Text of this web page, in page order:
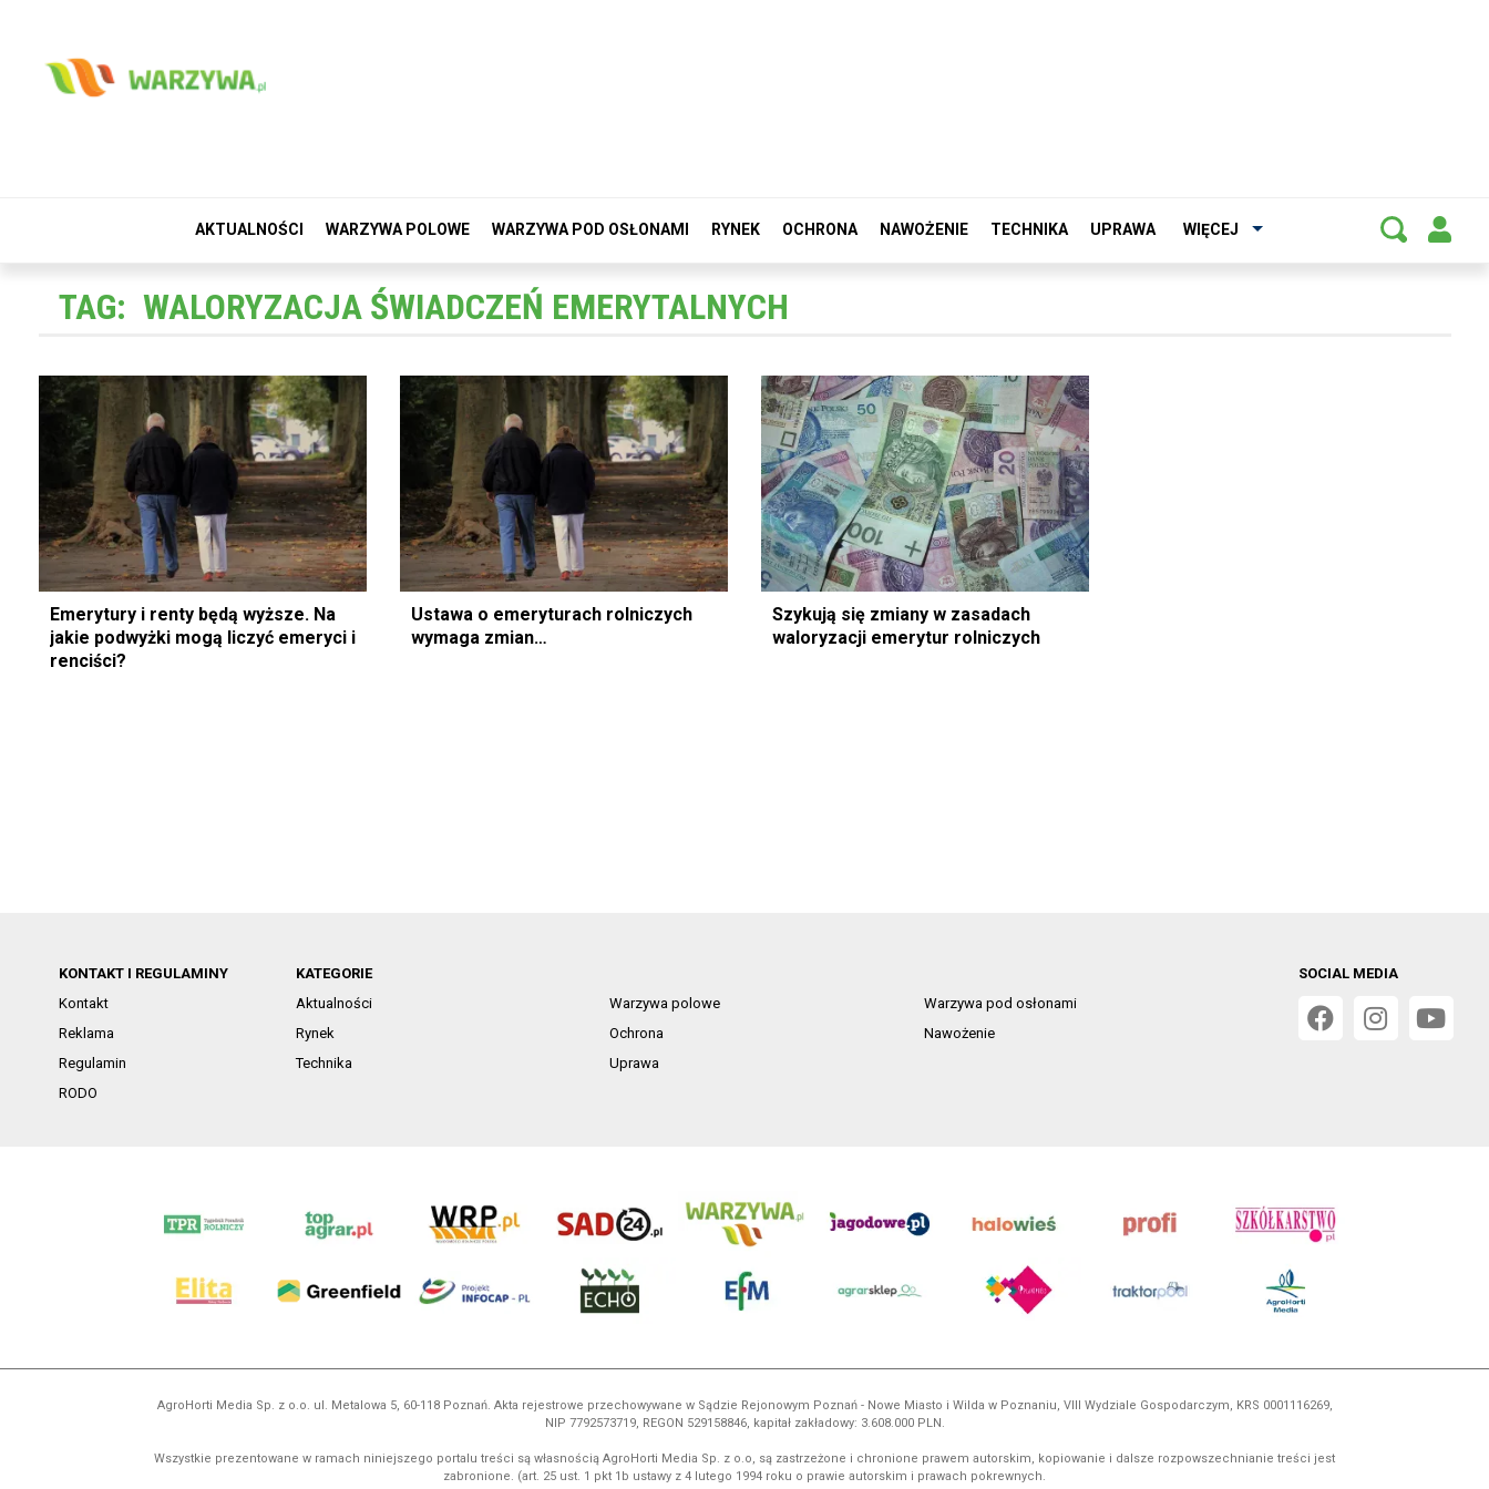
AKTUALNOŚCI WARZYWA POLOWE WARZYWA POD OSŁONAMI RYNEK OCHRONA NAWOŻENIE TECHNIKA UPRAWA WIĘCEJ
TAG: WALORYZACJA ŚWIADCZEŃ EMERYTALNYCH
Emerytury i renty będą wyższe. Na
jakie podwyżki mogą liczyć emeryci i
renciści?
Ustawa o emeryturach rolniczych
wymaga zmian…
Szykują się zmiany w zasadach
waloryzacji emerytur rolniczych
KONTAKT I REGULAMINY
Kontakt
Reklama
Regulamin
RODO
KATEGORIE
Aktualności
Warzywa polowe
Warzywa pod osłonami
Rynek
Ochrona
Nawożenie
Technika
Uprawa
SOCIAL MEDIA
AgroHorti Media Sp. z o.o. ul. Metalowa 5, 60-118 Poznań. Akta rejestrowe przechowywane w Sądzie Rejonowym Poznań - Nowe Miasto i Wilda w Poznaniu, VIII Wydziale Gospodarczym, KRS 0001116269,
NIP 7792573719, REGON 529158846, kapitał zakładowy: 3.608.000 PLN.
Wszystkie prezentowane w ramach niniejszego portalu treści są własnością AgroHorti Media Sp. z o.o, są zastrzeżone i chronione prawem autorskim, kopiowanie i dalsze rozpowszechnianie treści jest
zabronione. (art. 25 ust. 1 pkt 1b ustawy z 4 lutego 1994 roku o prawie autorskim i prawach pokrewnych.